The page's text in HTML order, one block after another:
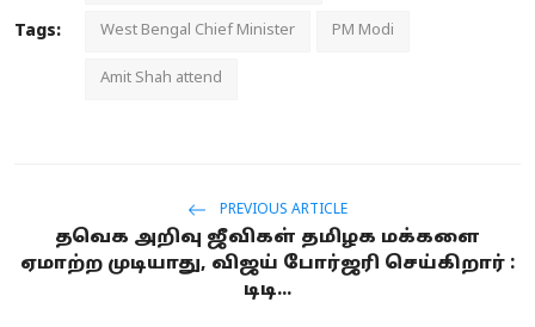
Tags: West Bengal Chief Minister PM Modi
Amit Shah attend
PREVIOUS ARTICLE
தவெக அறிவு ஜீவிகள் தமிழக மக்களை
ஏமாற்ற முடியாது, விஜய் போர்ஜரி செய்கிறார் :
டிடி...